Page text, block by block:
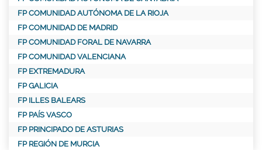
FP COMUNIDAD AUTÓNOMA DE LA RIOJA
FP COMUNIDAD DE MADRID
FP COMUNIDAD FORAL DE NAVARRA
FP COMUNIDAD VALENCIANA
FP EXTREMADURA
FP GALICIA
FP ILLES BALEARS
FP PAÍS VASCO
FP PRINCIPADO DE ASTURIAS
FP REGIÓN DE MURCIA